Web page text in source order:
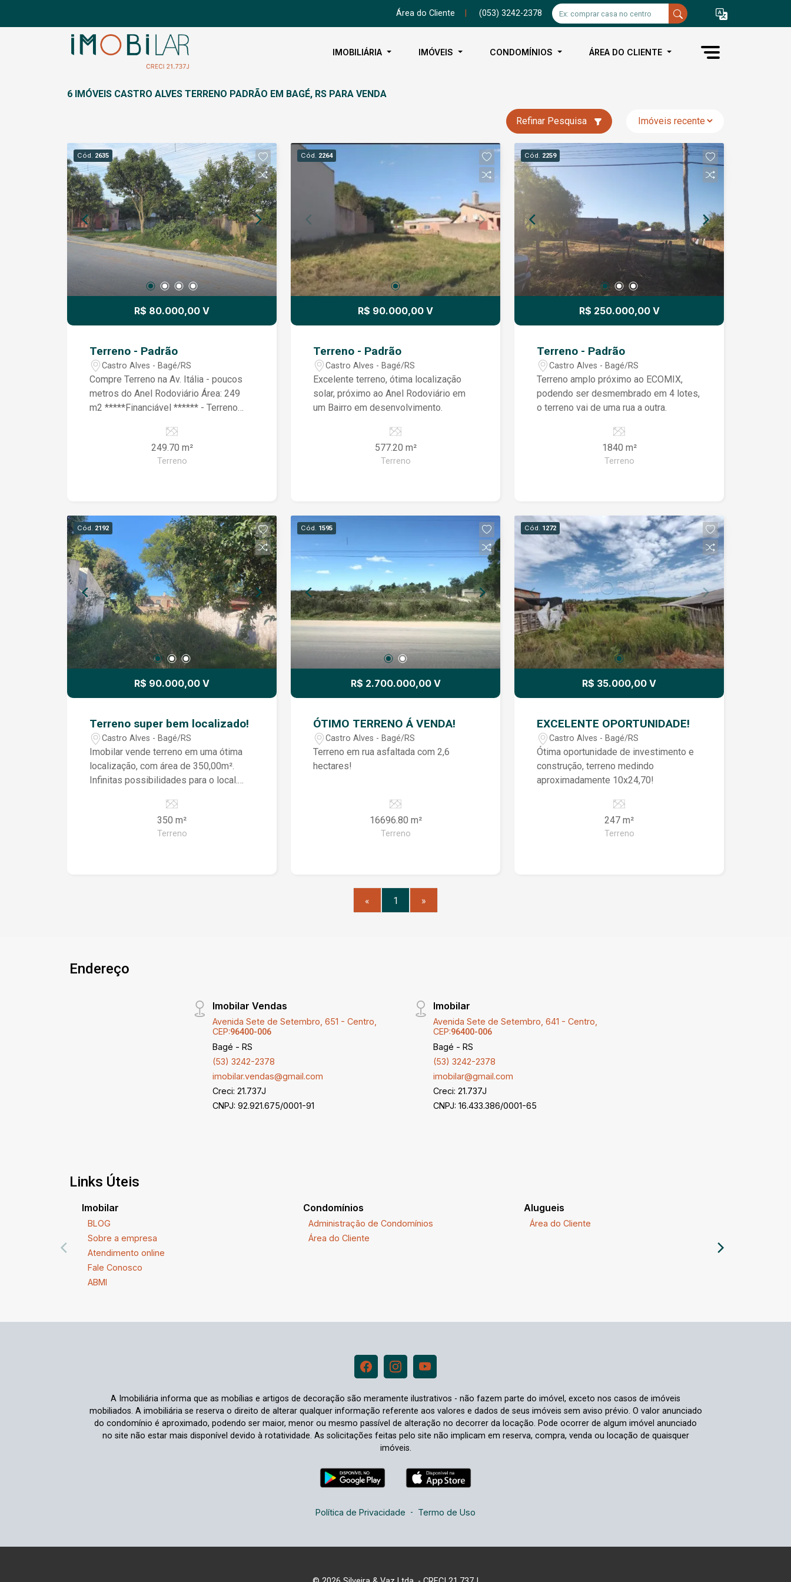
Área do Cliente (053) 3242-2378
IMOBILIÁRIA IMÓVEIS CONDOMÍNIOS ÁREA DO CLIENTE
6 IMÓVEIS CASTRO ALVES TERRENO PADRÃO EM BAGÉ, RS PARA VENDA
Refinar Pesquisa
Cód. 2635
R$ 80.000,00 V
Terreno - Padrão
Castro Alves - Bagé/RS
Compre Terreno na Av. Itália - poucos
metros do Anel Rodoviário Área: 249
m2 *****Financiável ****** - Terreno
minutos do centro249.70 m²
Terreno
Cód. 2264
R$ 90.000,00 V
Terreno - Padrão
Castro Alves - Bagé/RS
Excelente terreno, ótima localização
solar, próximo ao Anel Rodoviário em
um Bairro em desenvolvimento.
577.20 m²
Terreno
Cód. 2259
R$ 250.000,00 V
Terreno - Padrão
Castro Alves - Bagé/RS
Terreno amplo próximo ao ECOMIX,
podendo ser desmembrado em 4 lotes,
o terreno vai de uma rua a outra.
1840 m²
Terreno
Cód. 2192
R$ 90.000,00 V
Terreno super bem localizado!
Castro Alves - Bagé/RS
Imobilar vende terreno em uma ótima
localização, com área de 350,00m².
Infinitas possibilidades para o local.
conosco e conheça a sua nova morada!
350 m²
Terreno
Cód. 1595
R$ 2.700.000,00 V
ÓTIMO TERRENO Á VENDA!
Castro Alves - Bagé/RS
Terreno em rua asfaltada com 2,6
hectares!
16696.80 m²
Terreno
Cód. 1272
R$ 35.000,00 V
EXCELENTE OPORTUNIDADE!
Castro Alves - Bagé/RS
Ótima oportunidade de investimento e
construção, terreno medindo
aproximadamente 10x24,70!
247 m²
Terreno
« 1 »
Endereço
Imobilar Vendas
Avenida Sete de Setembro, 651 - Centro,
CEP:96400-006
Bagé - RS
(53) 3242-2378
imobilar.vendas@gmail.com
Creci: 21.737J
CNPJ: 92.921.675/0001-91
Imobilar
Avenida Sete de Setembro, 641 - Centro,
CEP:96400-006
Bagé - RS
(53) 3242-2378
imobilar@gmail.com
Creci: 21.737J
CNPJ: 16.433.386/0001-65
Links Úteis
Imobilar
BLOG
Sobre a empresa
Atendimento online
Fale Conosco
ABMI
Condomínios
Administração de Condomínios
Área do Cliente
Alugueis
Área do Cliente
A Imobiliária informa que as mobílias e artigos de decoração são meramente ilustrativos - não fazem parte do imóvel, exceto nos casos de imóveis
mobiliados. A imobiliária se reserva o direito de alterar qualquer informação referente aos valores e dados de seus imóveis sem aviso prévio. O valor anunciado
do condomínio é aproximado, podendo ser maior, menor ou mesmo passível de alteração no decorrer da locação. Pode ocorrer de algum imóvel anunciado
no site não estar mais disponível devido à rotatividade. As solicitações feitas pelo site não implicam em reserva, compra, venda ou locação de quaisquer
imóveis.
Política de Privacidade - Termo de Uso